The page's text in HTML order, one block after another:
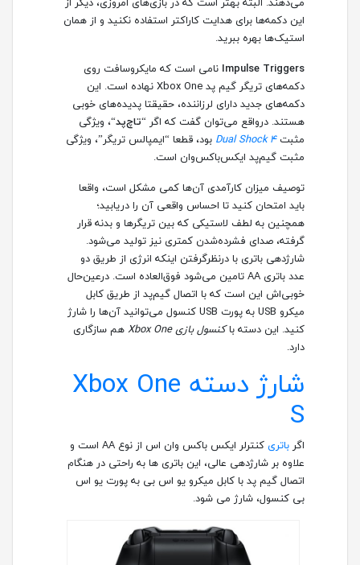
این دکمه‌ها برای هدایت کاراکتر استفاده نکنید و از همان
استیک‌ها بهره ببرید.
Impulse Triggers نامی است که مایکروسافت روی
دکمه‌های تریگر گیم پد Xbox One نهاده است. این
دکمه‌های جدید دارای لرزاننده، حقیقتا پدیده‌های خوبی
هستند. درواقع می‌توان گفت که اگر “تاچ‌پد“، ویژگی
مثبتDual Shock 4 بود، قطعا “ایمپالس تریگر”، ویژگی
مثبت گیم‌پد ایکس‌باکس‌وان است.
توصیف میزان کارآمدی آن‌ها کمی مشکل است، واقعا
باید امتحان کنید تا احساس واقعی آن را دریابید؛
همچنین به لطف لاستیکی که بین تریگرها و بدنه قرار
گرفته، صدای فشرده‌شدن کمتری نیز تولید می‌شود.
شارژدهی باتری با درنظرگرفتن اینکه انرژی از طریق دو
عدد باتری AA تامین می‌شود فوق‌العاده است. درعین‌حال
خوبی‌اش این است که با اتصال گیم‌پد از طریق کابل
میکرو USB به پورت USB کنسول می‌توانید آن‌ها را شارژ
کنید. این دسته باکنسول بازی Xbox One
هم سازگاری
دارد.
شارژ دسته Xbox One
S
اگر باتری
کنترلر ایکس باکس وان اس از نوع AA است و
علاوه بر شارژدهی عالی، این باتری ها به راحتی در هنگام
اتصال گیم پد با کابل میکرو یو اس بی به پورت یو اس
بی کنسول، شارژ می شود.